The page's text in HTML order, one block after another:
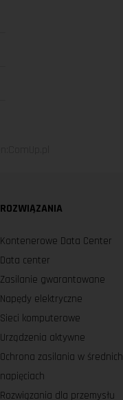
ROZWIĄZANIA
Kontenerowe Data Center
Data center
Zasilanie gwarantowane
Napędy elektryczne
Sieci komputerowe
Urządzenia aktywne
Ochrona zasilania w średnich
napięciach
Rozwiązania dla przemysłu